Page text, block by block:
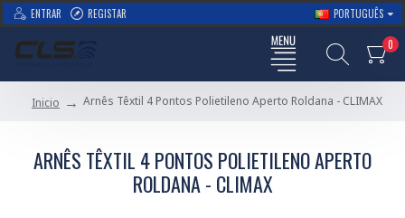
ENTRAR REGISTAR PORTUGUÊS
0
Inicio Arnês Têxtil 4 Pontos Polietileno Aperto Roldana - CLIMAX
ARNÊS TÊXTIL 4 PONTOS POLIETILENO APERTO
ROLDANA - CLIMAX